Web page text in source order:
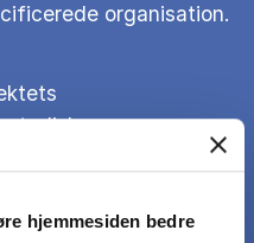
hjemmesiden bedre
organisation.
de implikationer